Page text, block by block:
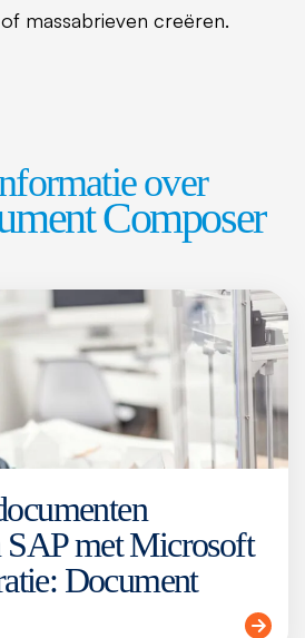
massabrieven creëren.
over
Composer
SAP met Microsoft
Document